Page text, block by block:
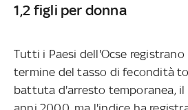
1,2 figli per donna
Tutti i Paesi dell'Ocse
termine del tasso di fecondità
battuta d'arresto temporanea, il